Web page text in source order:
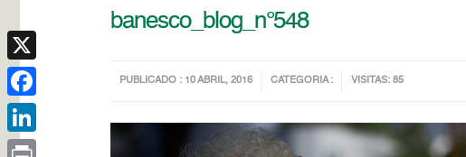
banesco_blog_n°548
PUBLICADO : 10 ABRIL, 2016 CATEGORIA : VISITAS: 85
X
Facebook
LinkedIn